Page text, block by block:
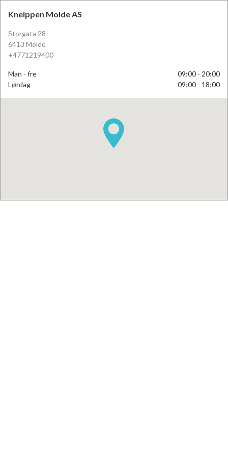
Kneippen Molde AS
Storgata 28
6413 Molde
+4771219400
Man - fre
09:00 - 20:00
Lørdag
09:00 - 18:00